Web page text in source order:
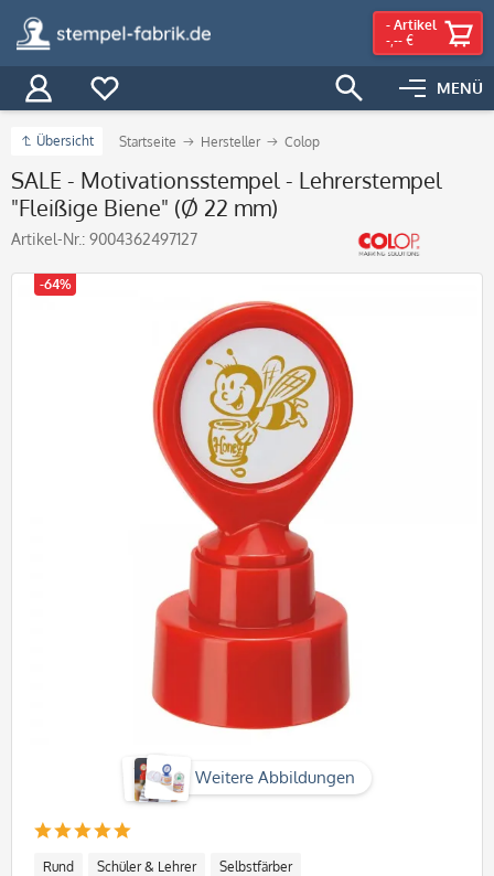
MENÜ
- Artikel
-,-- €
Übersicht Startseite Hersteller Colop
SALE - Motivationsstempel - Lehrerstempel
"Fleißige Biene" (Ø 22 mm)
Artikel-Nr.: 9004362497127
Weitere Abbildungen
-64%
Rund Schüler & Lehrer Selbstfärber